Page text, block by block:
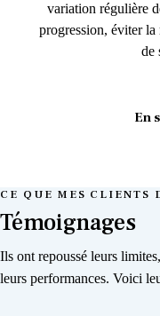
variation régulière
progression, éviter la
de
En
CE QUE MES CLIENTS
Témoignages
Ils ont repoussé leurs
leurs performances. Voici